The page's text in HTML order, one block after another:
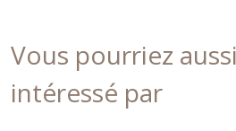
Vous pourriez
intéressé par